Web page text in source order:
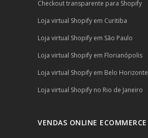
Checkout transparente para Shopify
Loja virtual Shopify em Curitiba
Loja virtual Shopify em São Paulo
Loja virtual Shopify em Florianópolis
Loja virtual Shopify em Belo Horizonte
Loja virtual Shopify no Rio de Janeiro
VENDAS ONLINE ECOMMERCE